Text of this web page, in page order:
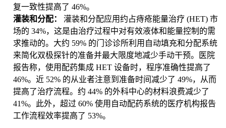
复一致性提高了 46%。
灌装和分配： 灌装和分配应用约占痔疮能量治疗 (HET) 市
场的 34%，这是由治疗过程中对有效液体和能量控制的需
求推动的。大约 59% 的门诊诊所利用自动填充和分配系统
来简化双极探针的准备并最大限度地减少手动干预。医院
报告称，使用配药集成 HET 设备时，程序准确性提高了
46%。近 52% 的从业者注意到准备时间减少了 49%，从而
提高了治疗流程。约 44% 的外科中心的材料浪费减少了
41%。此外，超过 60% 使用自动配药系统的医疗机构报告
工作流程效率提高了 53%。